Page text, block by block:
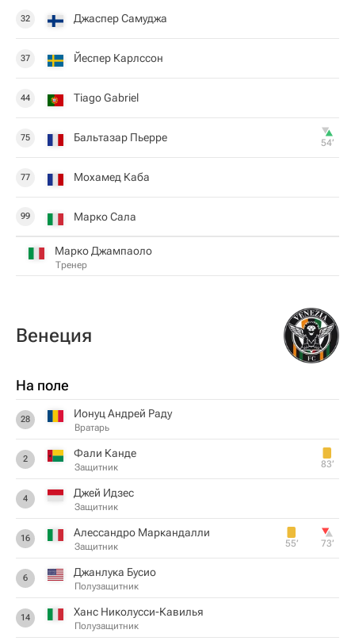
32 Джаспер Самуджа
37 Йеспер Карлссон
44 Tiago Gabriel
75 Бальтазар Пьерре 54‎’‎
77 Мохамед Каба
99 Марко Сала
Марко Джампаоло
Тренер
Венеция
На поле
28 Ионуц Андрей Раду
Вратарь
2 Фали Канде
Защитник 83‎’‎
4 Джей Идзес
Защитник
16 Алессандро Маркандалли
Защитник 55‎’‎ 73‎’‎
6 Джанлука Бусио
Полузащитник
14 Ханс Николусси-Кавилья
Полузащитник